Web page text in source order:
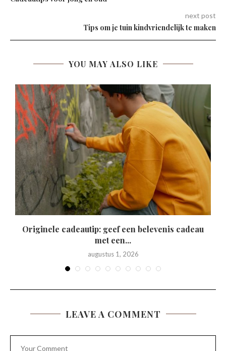
next post
Tips om je tuin kindvriendelijk te maken
YOU MAY ALSO LIKE
Originele cadeautip: geef een belevenis cadeau
met een...
augustus 1, 2026
LEAVE A COMMENT